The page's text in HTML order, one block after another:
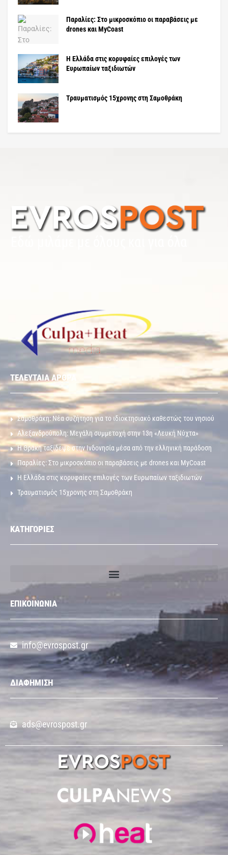
Παραλίες: Στο μικροσκόπιο οι παραβάσεις με
drones και MyCoast
Η Ελλάδα στις κορυφαίες επιλογές των
Ευρωπαίων ταξιδιωτών
Τραυματισμός 15χρονης στη Σαμοθράκη
ΤΕΛΕΥΤΑΙΑ ΑΡΘΡΑ
Σαμοθράκη: Νέα συζήτηση για το ιδιοκτησιακό καθεστώς του νησιού
Αλεξανδρούπολη: Μεγάλη συμμετοχή στην 13η «Λευκή Νύχτα»
Η Θράκη ταξίδεψε στην Ινδονησία μέσα από την ελληνική παράδοση
Παραλίες: Στο μικροσκόπιο οι παραβάσεις με drones και MyCoast
Η Ελλάδα στις κορυφαίες επιλογές των Ευρωπαίων ταξιδιωτών
Τραυματισμός 15χρονης στη Σαμοθράκη
ΚΑΤΗΓΟΡΙΕΣ
ΕΠΙΚΟΙΝΩΝΙΑ
info@evrospost.gr
ΔΙΑΦΗΜΙΣΗ
ads@evrospost.gr